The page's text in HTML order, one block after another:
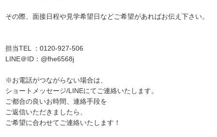
その際、面接日程や見学希望日などご希望があればお伝え下さい。
担当TEL ：0120-927-506
LINE＠ID：@fhe6568j
※お電話がつながらない場合は、
ショートメッセージ/LINEにてご連絡いたします。
ご都合の良いお時間、連絡手段を
ご返信いただきましたら、
ご希望に合わせてご連絡いたします！